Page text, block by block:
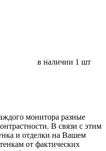
в наличии 1 шт
монитора разные
В связи с этим
и отделки на Вашем
от фактических